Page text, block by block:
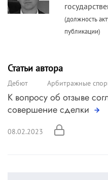
(должность
публикации)
Статьи автора
Дебют Арбитражные
К вопросу об отзыве
совершение сделки
08.02.2023